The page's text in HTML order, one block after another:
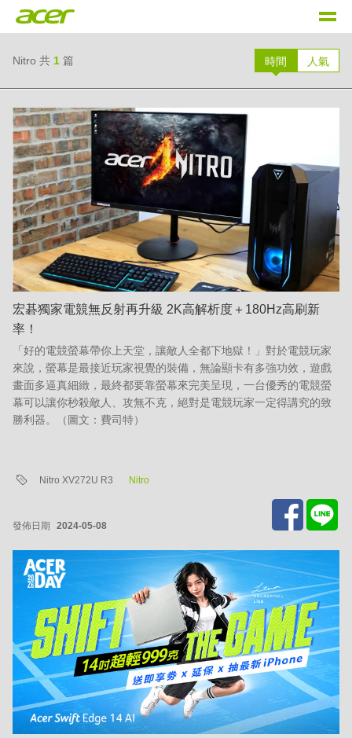
Nitro 共 1 篇 時間 人氣
宏碁獨家電競無反射再升級 2K高解析度＋180Hz高刷新
率！
「好的電競螢幕帶你上天堂，讓敵人全都下地獄！」對於電競玩家
來說，螢幕是最接近玩家視覺的裝備，無論顯卡有多強功效，遊戲
畫面多逼真細緻，最終都要靠螢幕來完美呈現，一台優秀的電競螢
幕可以讓你秒殺敵人、攻無不克，絕對是電競玩家一定得講究的致
勝利器。（圖文：費司特）
發佈日期 2024-05-08
Nitro XV272U R3 Nitro